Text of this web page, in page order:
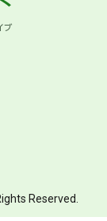
Reserved.